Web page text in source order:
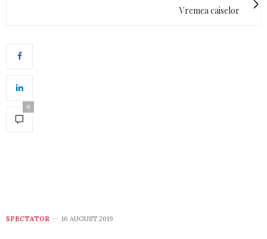
Vremea caiselor
0
SPECTATOR 16 AUGUST 2019